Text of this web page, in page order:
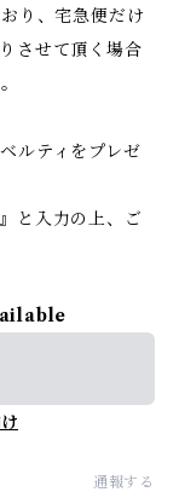
り、宅急便だけ
させて頂く場合
ルティをプレゼ
と入力の上、ご
通報する